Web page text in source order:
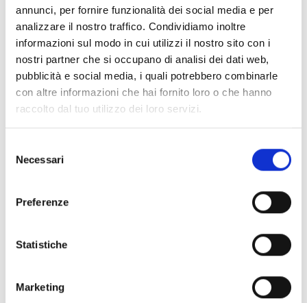
annunci, per fornire funzionalità dei social media e per
analizzare il nostro traffico. Condividiamo inoltre
informazioni sul modo in cui utilizzi il nostro sito con i
nostri partner che si occupano di analisi dei dati web,
pubblicità e social media, i quali potrebbero combinarle
con altre informazioni che hai fornito loro o che hanno
raccolto dal tuo utilizzo dei loro servizi.
delNecessari
Preferenze
Statistiche
Marketing